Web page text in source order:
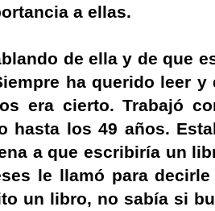
a ellas.
de ella y de que
ha querido leer
era cierto. Trabajó
hasta los 49 años.
a que escribiría un
le llamó para
un libro, no sabía si